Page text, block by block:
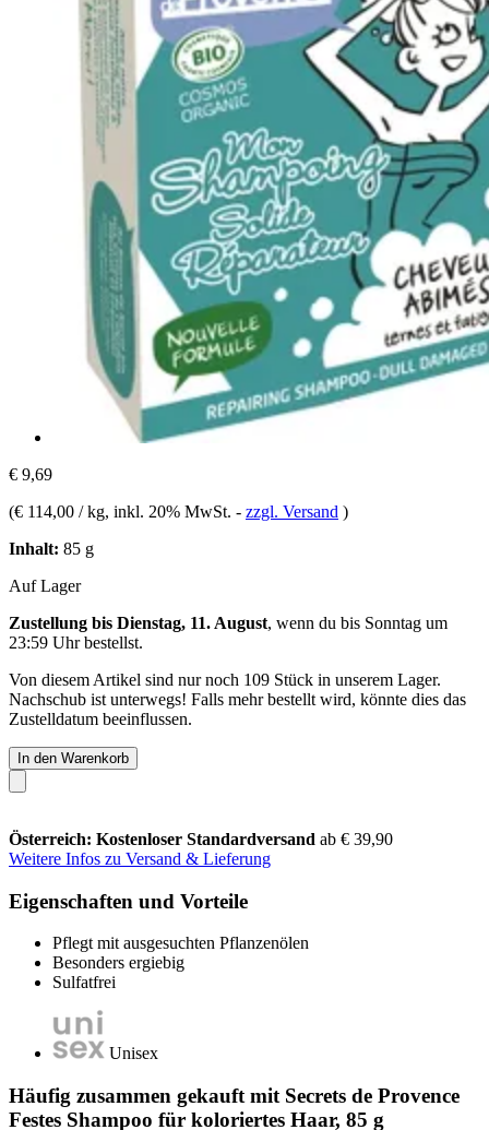
€ 9,69
(€ 114,00 / kg, inkl. 20% MwSt. - zzgl. Versand )
Inhalt: 85 g
Auf Lager
Zustellung bis Dienstag, 11. August, wenn du bis Sonntag um
23:59 Uhrbestellst.
Von diesem Artikel sind nur noch 109 Stück in unserem Lager.
Nachschub ist unterwegs! Falls mehr bestellt wird, könnte dies das
Zustelldatum beeinflussen.
In den Warenkorb
Österreich: Kostenloser Standardversand ab € 39,90
Weitere Infos zu Versand & Lieferung
Eigenschaften und Vorteile
Pflegt mit ausgesuchten Pflanzenölen
Besonders ergiebig
Sulfatfrei
Unisex
Häufig zusammen gekauft mit Secrets de Provence
Festes Shampoo für koloriertes Haar, 85 g